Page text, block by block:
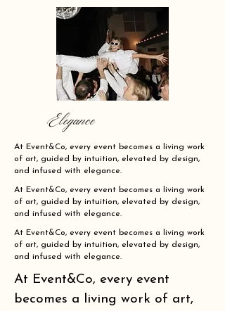
Elegance
At Event&Co, every event becomes a living work
of art, guided by intuition, elevated by design,
and infused with elegance.
At Event&Co, every event becomes a living work
of art, guided by intuition, elevated by design,
and infused with elegance.
At Event&Co, every event becomes a living work
of art, guided by intuition, elevated by design,
and infused with elegance.
At Event&Co, every event
becomes a living work of art,